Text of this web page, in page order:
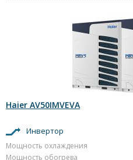
Haier AV50IMVEVA
Инвертор
Мощность охлаждения
Мощность обогрева